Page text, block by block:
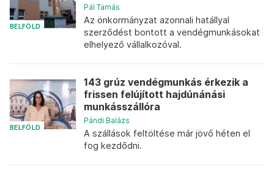
BELFÖLD
Pál Tamás
Az önkormányzat azonnali hatállyal
szerződést bontott a vendégmunkásokat
elhelyező vállalkozóval.
BELFÖLD
143 grúz vendégmunkás érkezik a
frissen felújított hajdúnánási
munkásszállóra
Pándi Balázs
A szállások feltöltése már jövő héten el
fog kezdődni.